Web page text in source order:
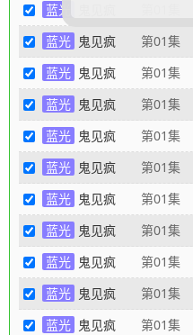
蓝光
蓝光 鬼见疯 第01集
蓝光 鬼见疯 第01集
蓝光 鬼见疯 第01集
蓝光 鬼见疯 第01集
蓝光 鬼见疯 第01集
蓝光 鬼见疯 第01集
蓝光 鬼见疯 第01集
蓝光 鬼见疯 第01集
蓝光 鬼见疯 第01集
蓝光 鬼见疯 第01集